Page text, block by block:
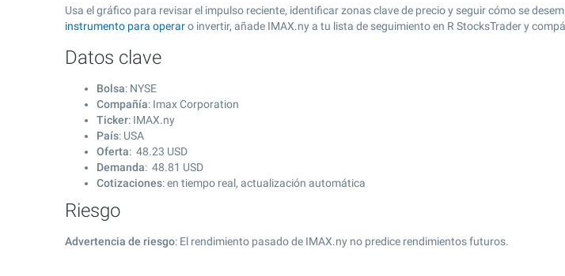
Usa el gráfico para revisar el impulso reciente, identificar zonas clave de precio y seguir cómo se
instrumento para operaro invertir, añade IMAX.ny a tu lista de seguimiento en R StocksTrader y
Datos clave
Bolsa: NYSE
Compañía: Imax Corporation
Ticker: IMAX.ny
País: USA
Oferta: 48.23 USD
Demanda: 48.81 USD
Cotizaciones: en tiempo real, actualización automática
Riesgo
Advertencia de riesgo: El rendimiento pasado de IMAX.ny no predice rendimientos futuros.